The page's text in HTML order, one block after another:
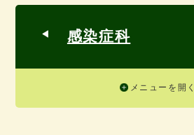
感染症科
メニューを開く